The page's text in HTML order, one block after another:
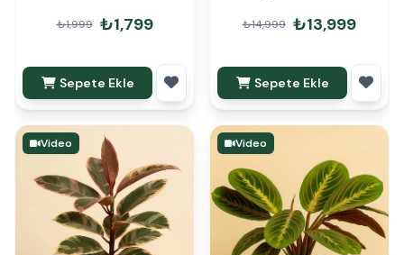
₺1,999 ₺1,799
Sepete Ekle
₺14,999 ₺13,999
Sepete Ekle
Video Video